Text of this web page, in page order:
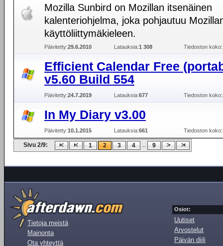
Mozilla Sunbird on Mozillan itsenäinen
kalenteriohjelma, joka pohjautuu
käyttöliittymäkieleen.
Päivitetty:29.6.2010 Latauksia:1 308 Tiedoston koko:
Efficient Calendar Free
v5.60 Build 554
Päivitetty:24.7.2019 Latauksia:677 Tiedoston koko:
In My Diary v3.00
Päivitetty:10.1.2015 Latauksia:661 Tiedoston koko:
Sivu 2/9: 1 2 3 4 ... 9
Tietoja meistä
Mainonta
Ota yhteyttä
Osiot:
Uutiset
Arvostelut
Päivän diili